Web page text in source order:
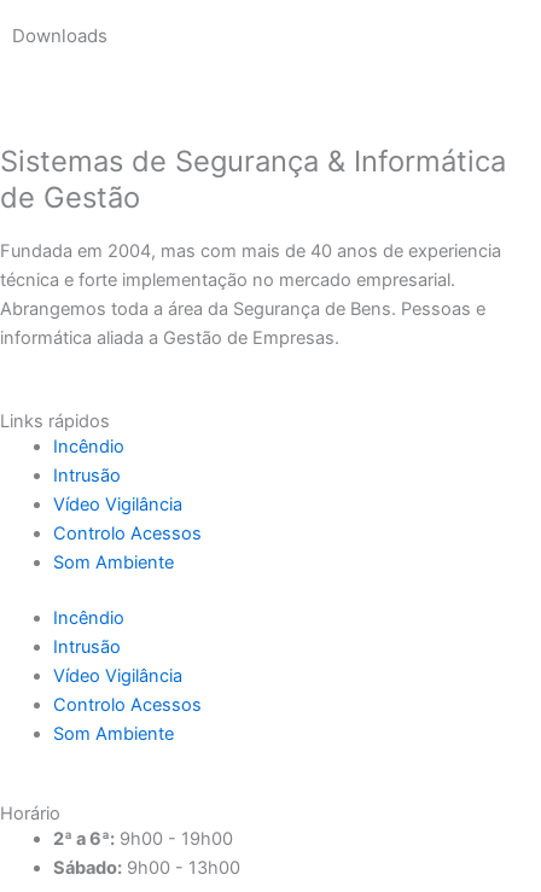
Downloads
Sistemas de Segurança & Informática
de Gestão
Fundada em 2004, mas com mais de 40 anos de experiencia
técnica e forte implementação no mercado empresarial.
Abrangemos toda a área da Segurança de Bens. Pessoas e
informática aliada a Gestão de Empresas.
Links rápidos
Incêndio
Intrusão
Vídeo Vigilância
Controlo Acessos
Som Ambiente
Incêndio
Intrusão
Vídeo Vigilância
Controlo Acessos
Som Ambiente
Horário
2ª a 6ª:9h00 - 19h00
Sábado:9h00 - 13h00